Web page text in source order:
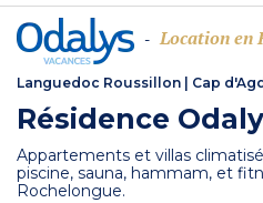
- Location en
Languedoc Roussillon Cap
Résidence
Appartements et villas
piscine, sauna, hammam, et
Rochelongue.